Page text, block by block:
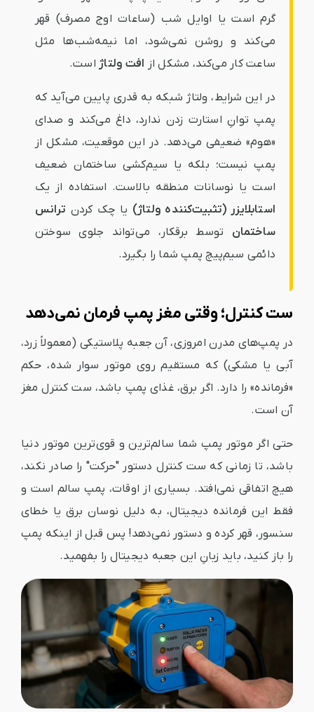
گرم است یا اوایل شب (ساعات اوج مصرف) قهر
می‌کند و روشن نمی‌شود، اما نیمه‌شب‌ها مثل
ساعت کار می‌کند، مشکل از افت ولتاژ است.
در این شرایط، ولتاژ شبکه به قدری پایین می‌آید که
پمپ توانِ استارت زدن ندارد، داغ می‌کند و صدای
«هوم» ضعیفی می‌دهد. در این موقعیت، مشکل از
پمپ نیست؛ بلکه یا سیم‌کشی ساختمان ضعیف
است یا نوسانات منطقه بالاست. استفاده از یک
استابلایزر (تثبیت‌کننده ولتاژ) یا چک کردن ترانس
ساختمان توسط برقکار، می‌تواند جلوی سوختن
دائمی سیم‌پیچ پمپ شما را بگیرد.
ست کنترل؛ وقتی مغز پمپ فرمان نمی‌دهد
در پمپ‌های مدرن امروزی، آن جعبه پلاستیکی (معمولاً زرد،
آبی یا مشکی) که مستقیم روی موتور سوار شده، حکم
«فرمانده» را دارد. اگر برق، غذای پمپ باشد، ست کنترل مغز
آن است.
حتی اگر موتور پمپ شما سالم‌ترین و قوی‌ترین موتور دنیا
باشد، تا زمانی که ست کنترل دستور "حرکت" را صادر نکند،
هیچ اتفاقی نمی‌افتد. بسیاری از اوقات، پمپ سالم است و
فقط این فرمانده دیجیتال، به دلیل نوسان برق یا خطای
سنسور، قهر کرده و دستور نمی‌دهد! پس قبل از اینکه پمپ
را باز کنید، باید زبانِ این جعبه دیجیتال را بفهمید.